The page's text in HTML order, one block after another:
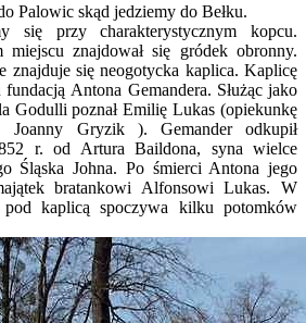
Palowic skąd jedziemy do Bełku.
się przy charakterystycznym kopcu.
znajdował się gródek obronny.
znajduje się neogotycka kaplica. Kaplicę
Antona Gemandera. Służąc jako
Godulli poznał Emilię Lukas (opiekunkę
Joanny Gryzik ). Gemander odkupił
r. od Artura Baildona, syna wielce
Śląska Johna. Po śmierci Antona jego
bratankowi Alfonsowi Lukas. W
kaplicą spoczywa kilku potomków